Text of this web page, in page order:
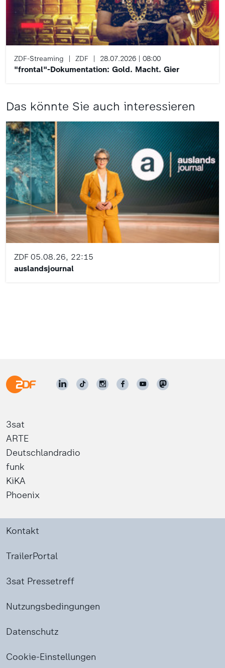
ZDF-Streaming ZDF 28.07.2026 | 08:00
"frontal"-Dokumentation: Gold. Macht. Gier
Das könnte Sie auch interessieren
ZDF05.08.26, 22:15
auslandsjournal
3sat
ARTE
Deutschlandradio
funk
KiKA
Phoenix
Kontakt
TrailerPortal
3sat Pressetreff
Nutzungsbedingungen
Datenschutz
Cookie-Einstellungen